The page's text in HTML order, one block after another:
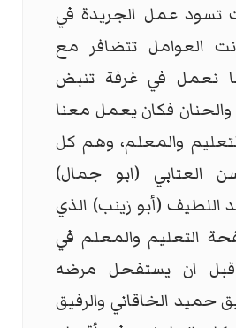
تسود عمل الجريدة في
العوامل تتضافر مع
نعمل في غرفة تنبض
والحنان فكان يعمل معنا
والمعلم، وهم كل
العتابي (ابو جمال)
اللطيف (أبو زينب) الذي
التعليم والمعلم في
قبل ان يستفحل مرضه
حميد الخاقاني والرفيق